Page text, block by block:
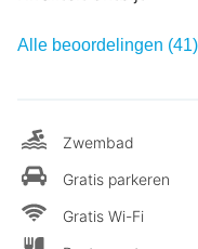
Alle beoordelingen (41)
Zwembad
Gratis parkeren
Gratis Wi-Fi